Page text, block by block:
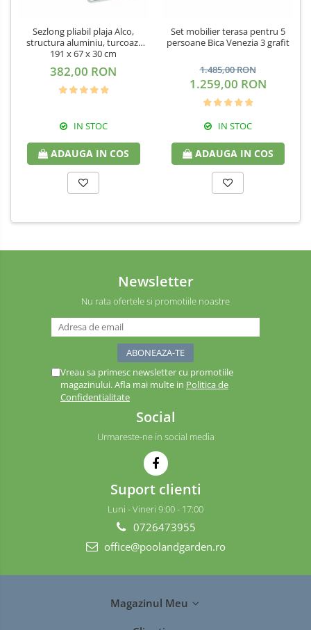
Sezlong pliabil plaja Alco,
structura aluminiu, turcoaz,
191 x 67 x 30 cm
382,00 RON
IN STOC
ADAUGA IN COS
Set mobilier terasa pentru 5
persoane Bica Venezia 3 grafit
1.485,00 RON
1.259,00 RON
IN STOC
ADAUGA IN COS
Newsletter
Nu rata ofertele si promotiile noastre
Vreau sa primesc newsletter cu promotiile
magazinului. Afla mai multe in Politica de
Confidentialitate
Social
Urmareste-ne in social media
Suport clienti
Luni - Vineri 9:00 - 17:00
0726473955
office@poolandgarden.ro
Magazinul Meu